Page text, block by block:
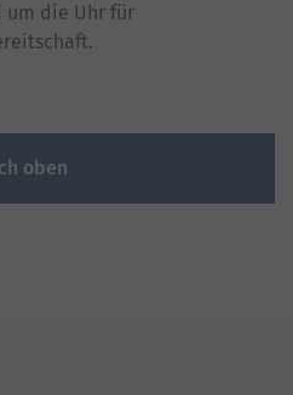
um die Uhr für
oben